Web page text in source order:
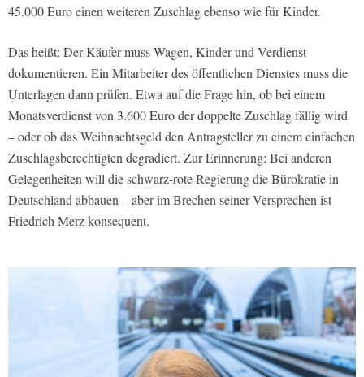
45.000 Euro einen weiteren Zuschlag ebenso wie für Kinder.
Das heißt: Der Käufer muss Wagen, Kinder und Verdienst
dokumentieren. Ein Mitarbeiter des öffentlichen Dienstes muss die
Unterlagen dann prüfen. Etwa auf die Frage hin, ob bei einem
Monatsverdienst von 3.600 Euro der doppelte Zuschlag fällig wird
– oder ob das Weihnachtsgeld den Antragsteller zu einem einfachen
Zuschlagsberechtigten degradiert. Zur Erinnerung: Bei anderen
Gelegenheiten will die schwarz-rote Regierung die Bürokratie in
Deutschland abbauen – aber im Brechen seiner Versprechen ist
Friedrich Merz konsequent.